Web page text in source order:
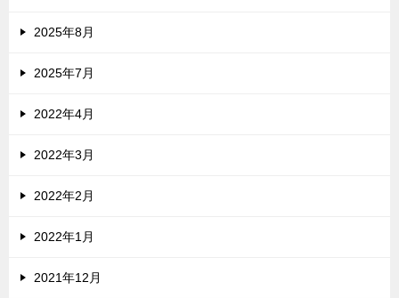
2025年8月
2025年7月
2022年4月
2022年3月
2022年2月
2022年1月
2021年12月